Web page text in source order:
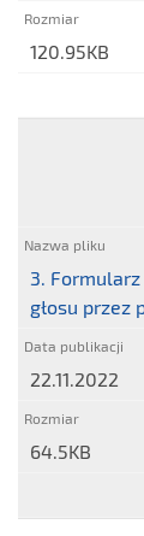
120.95KB
Plik:
ogólnej
liczbie
akcji
Stalexport
Autostrady
S.A.
3.
głosu przez
22.11.2022
64.5KB
Plik: